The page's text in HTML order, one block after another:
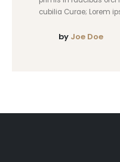
cubilia Curae; Lorem
by Joe Doe